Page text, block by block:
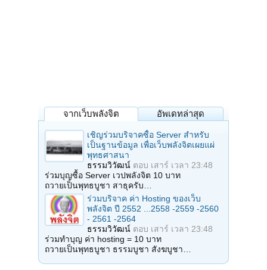
จากเว็บพลังจิต อัพเดทล่าสุด
เชิญร่วมบริจาคซื้อ Server สำหรับ
เป็นฐานข้อมูล เพื่อเว็บพลังจิตเผยแผ่
พุทธศาสนา
ธรรมวิวัฒน์ ตอบ เสาร์ เวลา 23:48
ร่วมบุญซื้อ Server เวปพลังจิต 10 บาท
ถวายเป็นพุทธบูชา สาธุครับ…
ร่วมบริจาค ค่า Hosting ของเว็บ
พลังจิต ปี 2552 ...2558 -2559 -2560
- 2561 -2564
ธรรมวิวัฒน์ ตอบ เสาร์ เวลา 23:48
ร่วมทำบุญ ค่า hosting = 10 บาท
ถวายเป็นพุทธบูชา ธรรมบูชา สังฆบูชา…